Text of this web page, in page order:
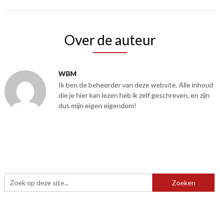
Over de auteur
WBM
Ik ben de beheerder van deze website. Alle inhoud
die je hier kan lezen heb ik zelf geschreven, en zijn
dus mijn eigen eigendom!